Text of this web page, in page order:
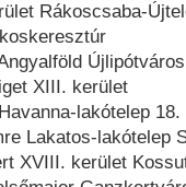
Rákoscsaba-
XIII. kerület
lakótelep
Lakatos-lakótelep
XVIII. kerület